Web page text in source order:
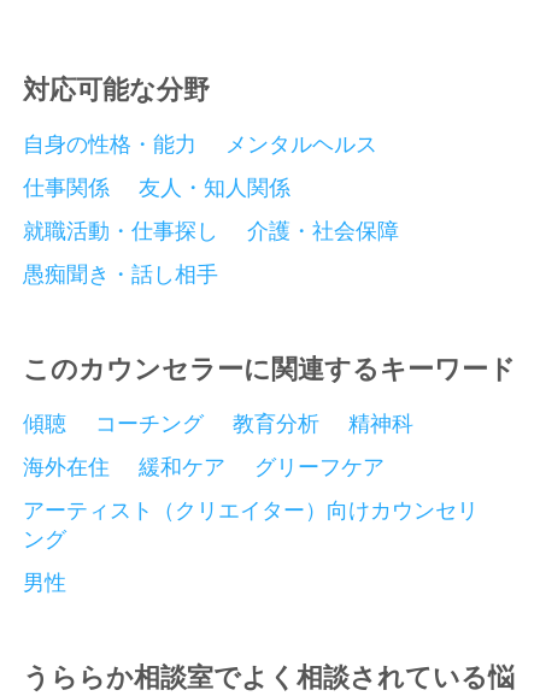
対応可能な分野
自身の性格・能力
メンタルヘルス
仕事関係
友人・知人関係
就職活動・仕事探し
介護・社会保障
愚痴聞き・話し相手
このカウンセラーに関連するキーワード
傾聴 コーチング 教育分析
精神科
海外在住
緩和ケア
グリーフケア
アーティスト（クリエイター）向けカウンセリ
ング
男性
うららか相談室でよく相談されている悩